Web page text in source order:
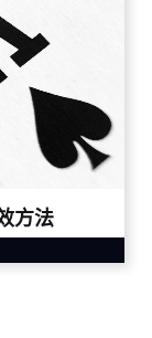
方法